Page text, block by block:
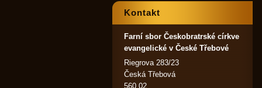
Kontakt
Farní sbor Českobratrské církve
evangelické v České Třebové
Riegrova 283/23
Česká Třebová
560 02